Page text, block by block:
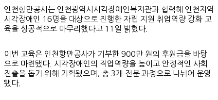
인천항만공사는 인천광역시시각장애인복지관과 협력해 인천지역
시각장애인 16명을 대상으로 진행한 자립 지원 취업역량 강화 교
육을 성공적으로 마무리했다고 11일 밝혔다.
이번 교육은 인천항만공사가 기부한 900만 원의 후원금을 바탕
으로 마련됐다. 시각장애인의 직업역량을 높이고 안정적인 사회
진출을 돕기 위해 기획됐으며, 총 3개 전문 과정으로 나뉘어 운영
됐다.